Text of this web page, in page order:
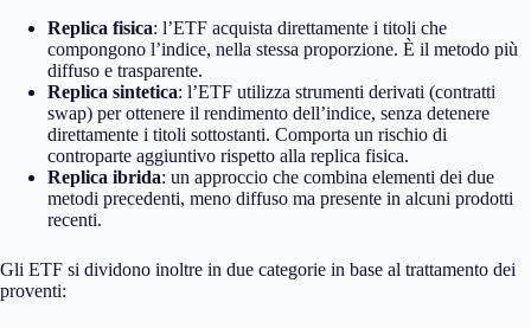
Replica fisica: l’ETF acquista direttamente i titoli che
compongono l’indice, nella stessa proporzione. È il metodo più
diffuso e trasparente.
Replica sintetica: l’ETF utilizza strumenti derivati (contratti
swap) per ottenere il rendimento dell’indice, senza detenere
direttamente i titoli sottostanti. Comporta un rischio di
controparte aggiuntivo rispetto alla replica fisica.
Replica ibrida: un approccio che combina elementi dei due
metodi precedenti, meno diffuso ma presente in alcuni prodotti
recenti.
Gli ETF si dividono inoltre in due categorie in base al trattamento dei
proventi: